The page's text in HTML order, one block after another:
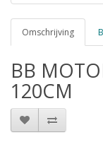
Omschrijving
BB
120CM